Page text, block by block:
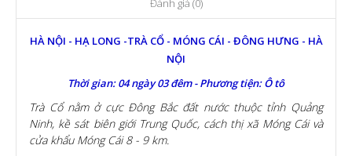
Đánh giá (0)
HÀ NỘI - HẠ LONG -TRÀ CỔ - MÓNG CÁI - ĐÔNG HƯNG - HÀ
NỘI
Thời gian: 04 ngày 03 đêm - Phương tiện: Ô tô
Trà Cổ nằm ở cực Ðông Bắc đất nước thuộc tỉnh Quảng
Ninh, kề sát biên giới Trung Quốc, cách thị xã Móng Cái và
cửa khẩu Móng Cái 8 - 9 km.